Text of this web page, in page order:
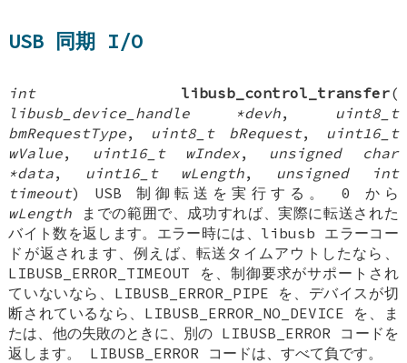
USB 同期 I/O
int libusb_control_transfer(
libusb_device_handle *devh, uint8_t
bmRequestType, uint8_t bRequest, uint16_t
wValue, uint16_t wIndex, unsigned char
*data, uint16_t wLength, unsigned int
timeout) USB 制御転送を実行する。 0 から
wLength までの範囲で、成功すれば、実際に転送された
バイト数を返します。エラー時には、libusb エラーコー
ドが返されます、例えば、転送タイムアウトしたなら、
LIBUSB_ERROR_TIMEOUT を、制御要求がサポートされ
ていないなら、LIBUSB_ERROR_PIPE を、デバイスが切
断されているなら、LIBUSB_ERROR_NO_DEVICE を、ま
たは、他の失敗のときに、別の LIBUSB_ERROR コードを
返します。 LIBUSB_ERROR コードは、すべて負です。